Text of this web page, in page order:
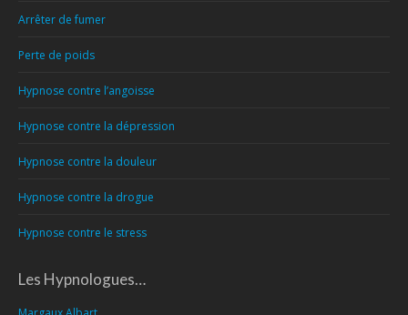
Arrêter de fumer
Perte de poids
Hypnose contre l’angoisse
Hypnose contre la dépression
Hypnose contre la douleur
Hypnose contre la drogue
Hypnose contre le stress
Les Hypnologues…